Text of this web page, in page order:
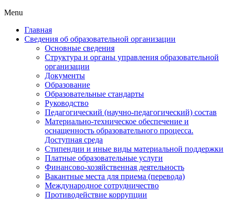
Menu
Главная
Сведения об образовательной организации
Основные сведения
Структура и органы управления образовательной
организации
Документы
Образование
Образовательные стандарты
Руководство
Педагогический (научно-педагогический) состав
Материально-техническое обеспечение и
оснащенность образовательного процесса.
Доступная среда
Стипендии и иные виды материальной поддержки
Платные образовательные услуги
Финансово-хозяйственная деятельность
Вакантные места для приема (перевода)
Международное сотрудничество
Противодействие коррупции